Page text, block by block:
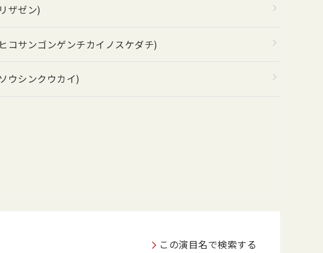
ザゼン)
コサンゴンゲンチカイノスケダチ)
ウシンクウカイ)
この演目名で検索する